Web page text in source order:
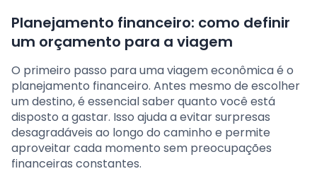
Planejamento financeiro: como definir
um orçamento para a viagem
O primeiro passo para uma viagem econômica é o
planejamento financeiro. Antes mesmo de escolher
um destino, é essencial saber quanto você está
disposto a gastar. Isso ajuda a evitar surpresas
desagradáveis ao longo do caminho e permite
aproveitar cada momento sem preocupações
financeiras constantes.